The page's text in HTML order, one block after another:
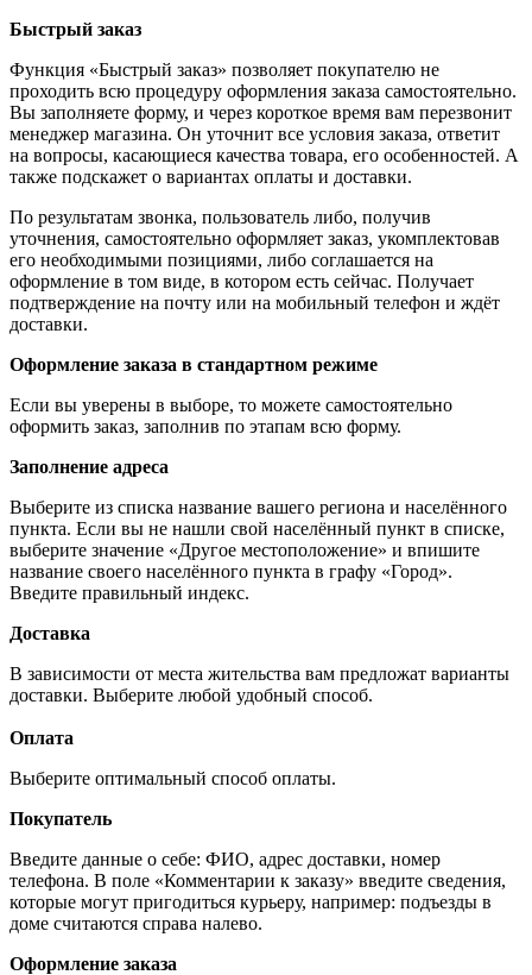
Быстрый заказ
Функция «Быстрый заказ» позволяет покупателю не
проходить всю процедуру оформления заказа самостоятельно.
Вы заполняете форму, и через короткое время вам перезвонит
менеджер магазина. Он уточнит все условия заказа, ответит
на вопросы, касающиеся качества товара, его особенностей. А
также подскажет о вариантах оплаты и доставки.
По результатам звонка, пользователь либо, получив
уточнения, самостоятельно оформляет заказ, укомплектовав
его необходимыми позициями, либо соглашается на
оформление в том виде, в котором есть сейчас. Получает
подтверждение на почту или на мобильный телефон и ждёт
доставки.
Оформление заказа в стандартном режиме
Если вы уверены в выборе, то можете самостоятельно
оформить заказ, заполнив по этапам всю форму.
Заполнение адреса
Выберите из списка название вашего региона и населённого
пункта. Если вы не нашли свой населённый пункт в списке,
выберите значение «Другое местоположение» и впишите
название своего населённого пункта в графу «Город».
Введите правильный индекс.
Доставка
В зависимости от места жительства вам предложат варианты
доставки. Выберите любой удобный способ.
Оплата
Выберите оптимальный способ оплаты.
Покупатель
Введите данные о себе: ФИО, адрес доставки, номер
телефона. В поле «Комментарии к заказу» введите сведения,
которые могут пригодиться курьеру, например: подъезды в
доме считаются справа налево.
Оформление заказа